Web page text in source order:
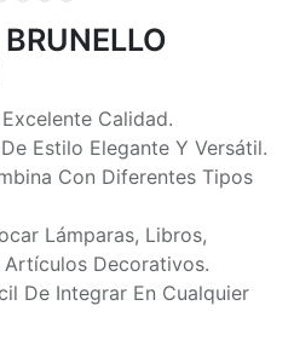
Calidad.
Estilo Elegante Y Versátil.
Con Diferentes Tipos
Lámparas, Libros,
Decorativos.
De Integrar En Cualquier